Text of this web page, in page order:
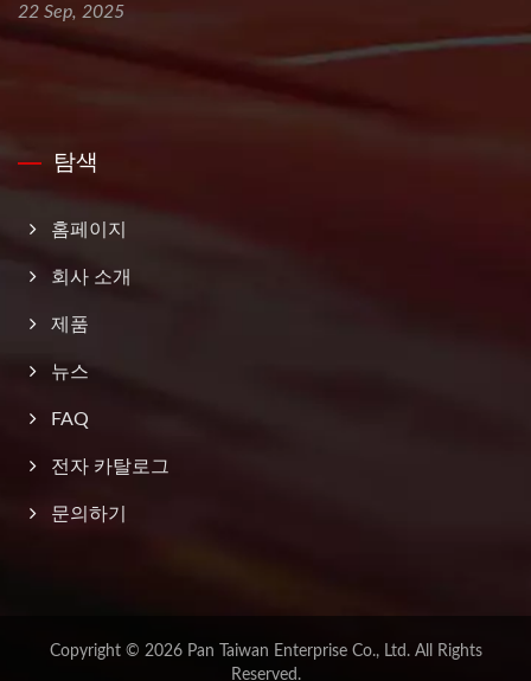
22 Sep, 2025
탐색
홈페이지
회사 소개
제품
뉴스
FAQ
전자 카탈로그
문의하기
Copyright © 2026 Pan Taiwan Enterprise Co., Ltd.All Rights
Reserved.